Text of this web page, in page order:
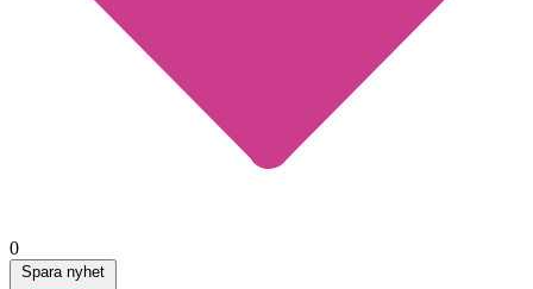
0
Spara nyhet